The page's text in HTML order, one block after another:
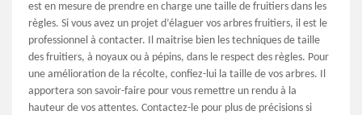
est en mesure de prendre en charge une taille de fruitiers dans les
règles. Si vous avez un projet d’élaguer vos arbres fruitiers, il est le
professionnel à contacter. Il maitrise bien les techniques de taille
des fruitiers, à noyaux ou à pépins, dans le respect des règles. Pour
une amélioration de la récolte, confiez-lui la taille de vos arbres. Il
apportera son savoir-faire pour vous remettre un rendu à la
hauteur de vos attentes. Contactez-le pour plus de précisions si